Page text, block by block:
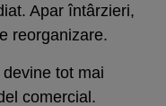
Apar întârzieri,
reorganizare.
tot mai
comercial.